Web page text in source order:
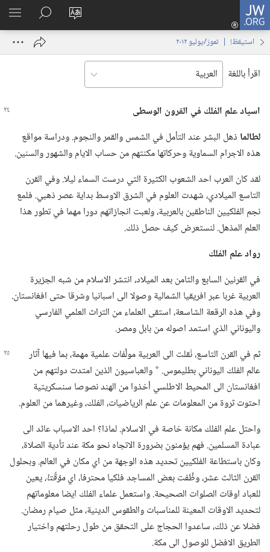
JW.ORG
تغيير
الموقع
تسجيل
الدخول
نافذة
البحث
في
JW.‎ORG
استيقظ‏!‏ | ‏‎تموز/يوليو‏ ‏‎٢٠١٢‏
اقرأ باللغة
اسياد علم الفلك في القرون الوسطى
لطالما ذهل البشر عند التأمل في الشمس والقمر والنجوم.‏ ودراسة مواقع
هذه الاجرام السماوية وحركاتها مكنتهم من حساب الايام والشهور والسنين.‏
لقد كان العرب احد الشعوب الكثيرة التي درست السماء ليلا.‏ وفي القرن
التاسع الميلادي،‏ شهدت العلوم في الشرق الاوسط بداية عصر ذهبي.‏ فلمع
نجم الفلكيين الناطقين بالعربية،‏ ولعبت انجازاتهم دورا مهما في تطور هذا
العلم المذهل.‏ لنستعرض كيف حصل ذلك.‏
رواد علم الفلك
في القرنين السابع والثامن بعد الميلاد،‏ انتشر الاسلام من شبه الجزيرة
العربية غربا عبر افريقيا الشمالية وصولا الى اسبانيا وشرقا حتى افغانستان.‏
وفي هذه الرقعة الشاسعة،‏ استقى العلماء من التراث العلمي الفارسي
واليوناني الذي استمد اصوله من بابل ومصر.‏
ثم في القرن التاسع،‏ نُقلت الى العربية مولَّفات علمية مهمة،‏ بما فيها آثار
عالم الفلك اليوناني بطليموس.‏ * والعباسيون الذين امتدت دولتهم من
افغانستان الى المحيط الاطلسي أخذوا من الهند نصوصا سنسكريتية
احتوت ثروة من المعلومات عن علم الرياضيات،‏ الفلك،‏ وغيرهما من العلوم.‏
واحتل علم الفلك مكانة خاصة في الاسلام.‏ لماذا؟‏ احد الاسباب عائد الى
عبادة المسلمين.‏ فهم يؤمنون بضرورة الاتجاه نحو مكة عند تأدية الصلاة،‏
وكان باستطاعة الفلكيين تحديد هذه الوجهة من اي مكان في العالم.‏ وبحلول
القرن الثالث عشر،‏ وظَّفت بعض المساجد فلكيا محترفا،‏ ايمؤقِّتا،‏يعين
للعباد اوقات الصلوات الصحيحة.‏ واستعمل علماء الفلك ايضا معلوماتهم
لتحديد الاوقات المعينة للمناسبات والطقوس الدينية،‏ مثل صيام رمضان.‏
فضلا عن ذلك،‏ ساعدوا الحجاج على التحقق من طول رحلتهم واختيار
الطريق الافضل للوصول الى مكة.‏